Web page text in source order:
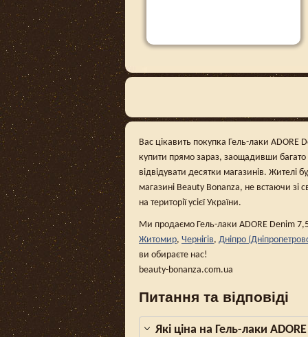
Вас цікавить покупка Гель-лаки ADORE
купити прямо зараз, заощадивши
відвідувати десятки магазинів. Жителі
магазині Beauty Bonanza, не встаючи зі
на території усієї України.
Ми продаємо Гель-лаки ADORE Denim
Житомир, Чернігів, Дніпро
ви обираєте нас!
beauty-bonanza.com.ua
Питання та відповіді
Які ціна на Гель-лаки